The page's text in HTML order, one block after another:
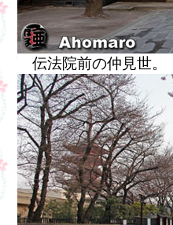
伝法院前の仲見世。